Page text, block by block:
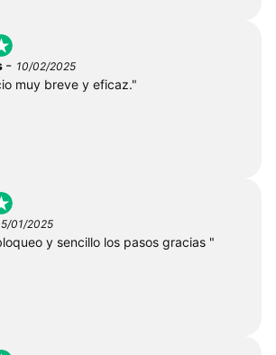
- 10/02/2025
muy breve y eficaz."
5/01/2025
y sencillo los pasos gracias "